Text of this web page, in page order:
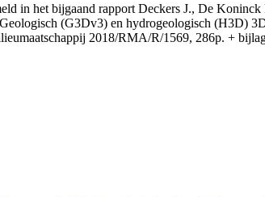
in het bijgaand rapport Deckers J., De
(G3Dv3) en hydrogeologisch (H3D)
2018/RMA/R/1569, 286p. +